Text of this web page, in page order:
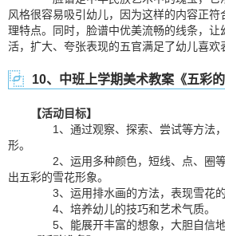
风格很容易吸引幼儿，因为这样的内容正
理特点。同时，脸谱中优美流畅的线条，让
活，扩大、夸张表现的五官满足了幼儿喜欢
10、中班上学期美术教案《五彩
【活动目标】
1、通过观察、探索、尝试等方法，
形。
2、运用多种颜色，短线、点、圈等
出五彩的雪花形象。
3、运用排水画的方法，表现雪花的
4、培养幼儿的技巧和艺术气质。
5、能展开丰富的想象，大胆自信地